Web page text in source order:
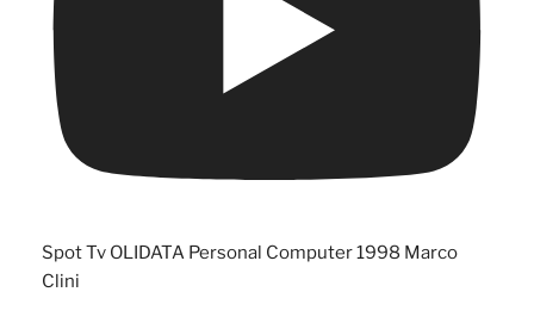
Spot Tv OLIDATA Personal Computer 1998 Marco
Clini